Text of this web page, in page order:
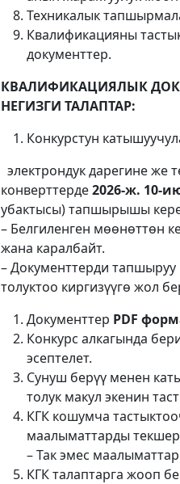
Техникалык
Квалификацияны
документтер.
КВАЛИФИКАЦИЯЛЫК
НЕГИЗГИ ТАЛАПТАР:
Конкурстун
электрондук дарегине же
конверттерде2026‑ж. 10-
убактысы) тапшырышы
– Белгиленген мөөнөттөн
жана каралбайт.
– Документтерди тапшыруу
толуктоо киргизүүгө жол
Документтер PDF
Конкурс алкагында
эсептелет.
Сунуш берүү менен
толук макул экенин
КГК кошумча
маалыматтарды
– Так эмес
КГК талаптарга жооп